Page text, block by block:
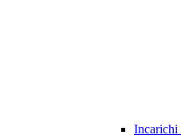
Incarichi